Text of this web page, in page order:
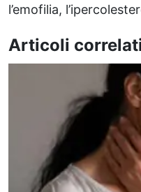
l’emofilia,
Articoli